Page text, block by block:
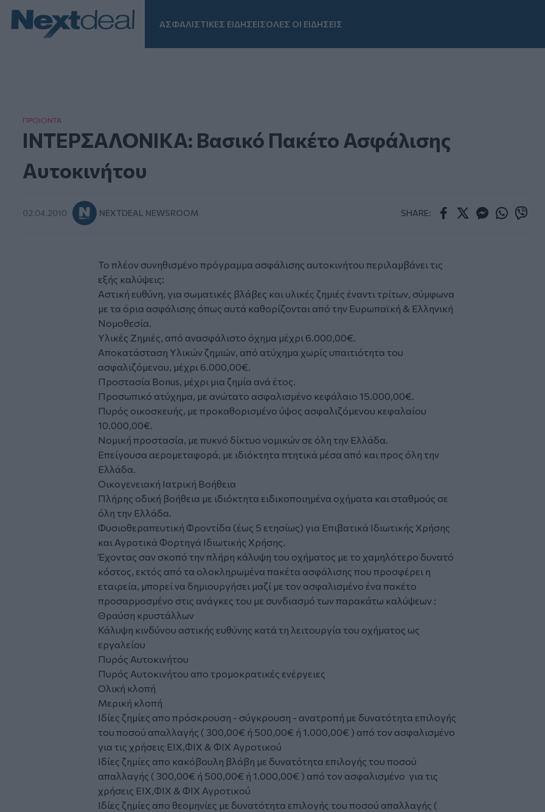
ΑΣΦΑΛΙΣΤΙΚΕΣ ΕΙΔΗΣΕΙΣΟΛΕΣ ΟΙ ΕΙΔΗΣΕΙΣ
ΠΡΟΙΟΝΤΑ
ΙΝΤΕΡΣΑΛΟΝΙΚΑ: Βασικό Πακέτο Ασφάλισης
Αυτοκινήτου
02.04.2010 NEXTDEAL NEWSROOM SHARE:
Το πλέον συνηθισμένο πρόγραμμα ασφάλισης αυτοκινήτου περιλαμβάνει τις
εξής καλύψεις:
Αστική ευθύνη, για σωματικές βλάβες και υλικές ζημιές έναντι τρίτων, σύμφωνα
με τα όρια ασφάλισης όπως αυτά καθορίζονται από την Ευρωπαϊκή & Ελληνική
Νομοθεσία.
Υλικές Ζημιές, από ανασφάλιστο όχημα μέχρι 6.000,00€.
Αποκατάσταση Υλικών ζημιών, από ατύχημα χωρίς υπαιτιότητα του
ασφαλιζόμενου, μέχρι 6.000,00€.
Προστασία Bonus, μέχρι μια ζημία ανά έτος.
Προσωπικό ατύχημα, με ανώτατο ασφαλισμένο κεφάλαιο 15.000,00€.
Πυρός οικοσκευής, με προκαθορισμένο ύψος ασφαλιζόμενου κεφαλαίου
10.000,00€.
Νομική προστασία, με πυκνό δίκτυο νομικών σε όλη την Ελλάδα.
Επείγουσα αερομεταφορά, με ιδιόκτητα πτητικά μέσα από και προς όλη την
Ελλάδα.
Οικογενειακή Ιατρική Βοήθεια
Πλήρης οδική βοήθεια με ιδιόκτητα ειδικοποιημένα οχήματα και σταθμούς σε
όλη την Ελλάδα.
Φυσιοθεραπευτική Φροντίδα (έως 5 ετησίως) για Επιβατικά Ιδιωτικής Χρήσης
και Αγροτικά Φορτηγά Ιδιωτικής Χρήσης.
Έχοντας σαν σκοπό την πλήρη κάλυψη του οχήματος με το χαμηλότερο δυνατό
κόστος, εκτός από τα ολοκληρωμένα πακέτα ασφάλισης που προσφέρει η
εταιρεία, μπορεί να δημιουργήσει μαζί με τον ασφαλισμένο ένα πακέτο
προσαρμοσμένο στις ανάγκες του με συνδιασμό των παρακάτω καλύψεων :
Θραύση κρυστάλλων
Κάλυψη κινδύνου αστικής ευθύνης κατά τη λειτουργία του οχήματος ως
εργαλείου
Πυρός Αυτοκινήτου
Πυρός Αυτοκινήτου απο τρομοκρατικές ενέργειες
Ολική κλοπή
Μερική κλοπή
Ιδίες ζημίες απο πρόσκρουση - σύγκρουση - ανατροπή με δυνατότητα επιλογής
του ποσού απαλλαγής ( 300,00€ ή 500,00€ ή 1.000,00€ ) από τον ασφαλισμένο
για τις χρήσεις ΕΙΧ,ΦΙΧ & ΦΙΧ Αγροτικού
Ιδίες ζημίες απο κακόβουλη βλάβη με δυνατότητα επιλογής του ποσού
απαλλαγής ( 300,00€ ή 500,00€ ή 1.000,00€ ) από τον ασφαλισμένο για τις
χρήσεις ΕΙΧ,ΦΙΧ & ΦΙΧ Αγροτικού
Ιδίες ζημίες απο θεομηνίες με δυνατότητα επιλογής του ποσού απαλλαγής (